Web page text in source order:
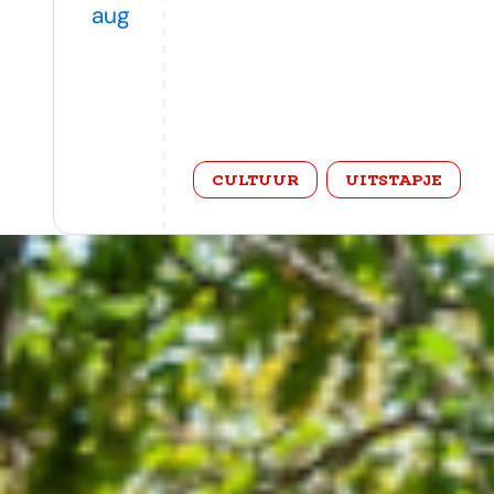
aug
categorie
CULTUUR UITSTAPJE